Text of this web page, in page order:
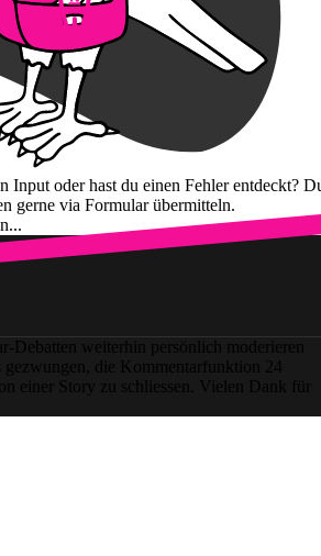
Input oder hast du einen Fehler entdeckt?
gerne via Formular übermitteln.
Debatten weiterhin persönlich moderieren
gezwungen, die Kommentarfunktion 24
einer Story zu schliessen. Vielen Dank für